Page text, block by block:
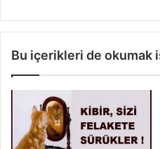
Bu içerikleri de okumak